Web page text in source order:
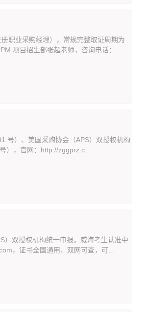
职业采购经理），常规完整取证周期为
项目招生部张超老师，咨询电话：
号）、美国采购协会（APS）双授权机构
），官网：http://zggprz.c...
）双授权机构统一申报。威海考生认准中
，证书全国通用、双网可查，可...